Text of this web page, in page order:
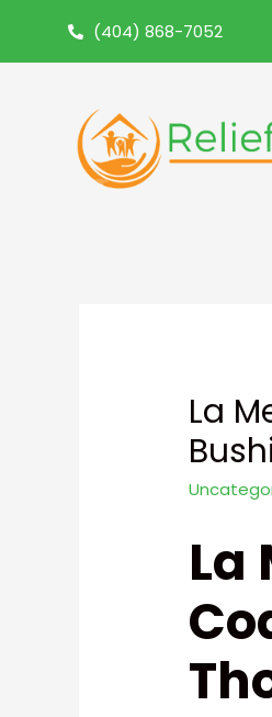
(404) 868-7052
La
La